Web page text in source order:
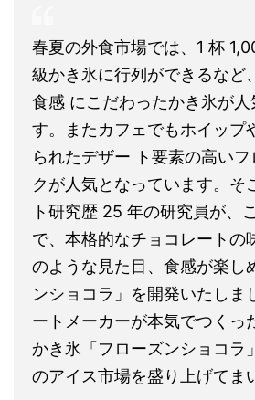
春夏の外食市場では、1 杯
級かき氷に行列ができるなど
食感 にこだわったかき氷が人
す。またカフェでもホイップ
られたデザー ト要素の高い
クが人気となっています。そ
ト研究歴 25 年の研究員が、
で、本格的なチョコレートの
のような見た目、食感が楽し
ンショコラ」を開発いたしま
ートメーカーが本気でつくっ
かき氷「フローズンショコラ
のアイス市場を盛り上げてま